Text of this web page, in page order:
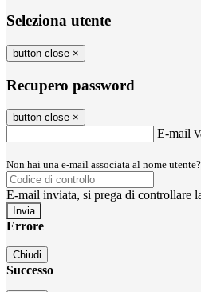
Seleziona utente
button close ×
Recupero password
button close ×
E-mail
Non hai una e-mail associata al nome
E-mail inviata, si prega di controllare
Errore
Chiudi
Successo